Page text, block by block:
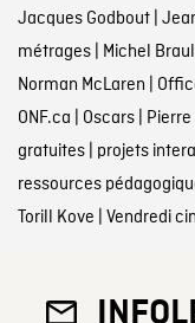
Jacques Godbout|
métrages| Michel
Norman McLaren |
ONF.ca | Oscars|
gratuites| projets
ressources
Torill Kove | Vendredi